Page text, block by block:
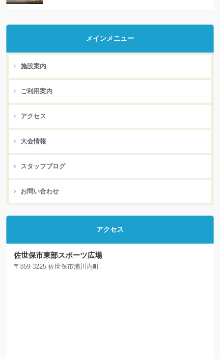
メインメニュー
施設案内
ご利用案内
アクセス
大会情報
スタッフブログ
お問い合わせ
アクセス
佐世保市東部スポーツ広場
〒859-3225 佐世保市浦川内町